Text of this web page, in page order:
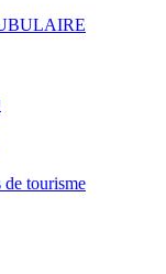
tourisme